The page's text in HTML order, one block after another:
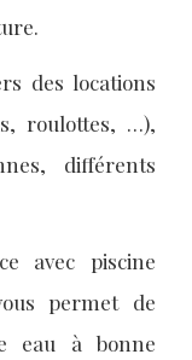
des locations
roulottes, …),
différents
avec piscine
permet de
eau à bonne